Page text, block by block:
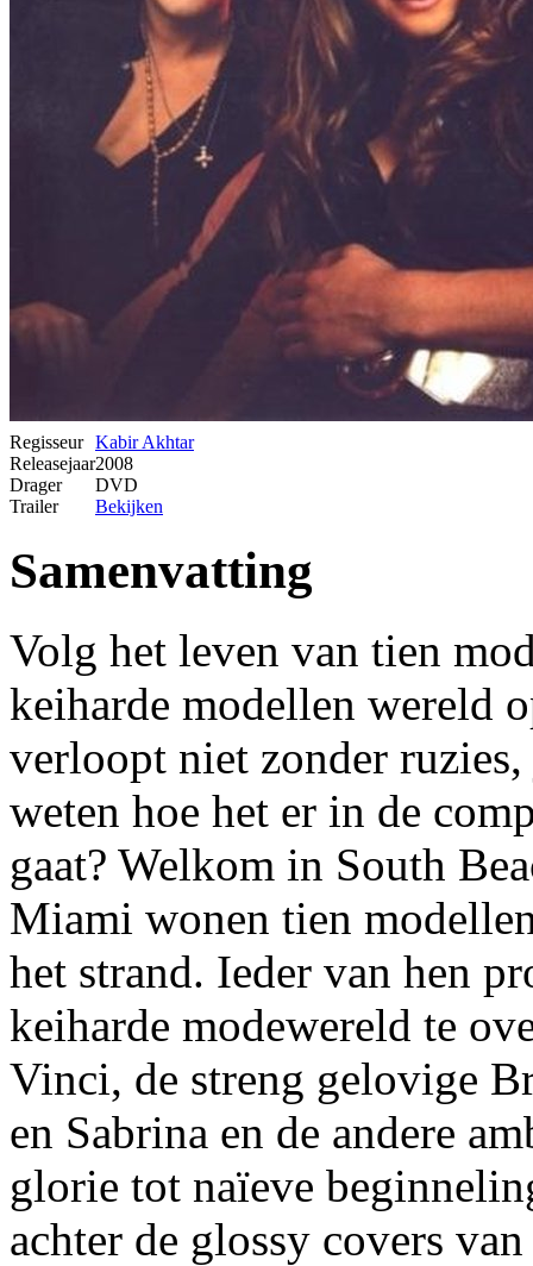
Regisseur Kabir Akhtar
Releasejaar2008
Drager
DVD
Trailer
Bekijken
Samenvatting
Volg het leven van tien
keiharde modellen wereld
verloopt niet zonder
weten hoe het er in de
gaat? Welkom in South
Miami wonen tien
het strand. Ieder van hen
keiharde modewereld te
Vinci, de streng gelovige
en Sabrina en de andere
glorie tot naïeve
achter de glossy covers